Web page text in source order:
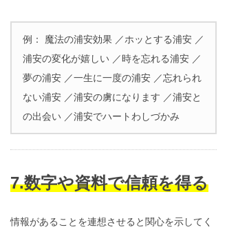
例： 魔法の浦安効果 ／ホッとする浦安 ／
浦安の変化が嬉しい ／時を忘れる浦安 ／
夢の浦安 ／一生に一度の浦安 ／忘れられ
ない浦安 ／浦安の虜になります ／浦安と
の出会い ／浦安でハートわしづかみ
7.数字や資料で信頼を得る
情報があることを連想させると関心を示してく